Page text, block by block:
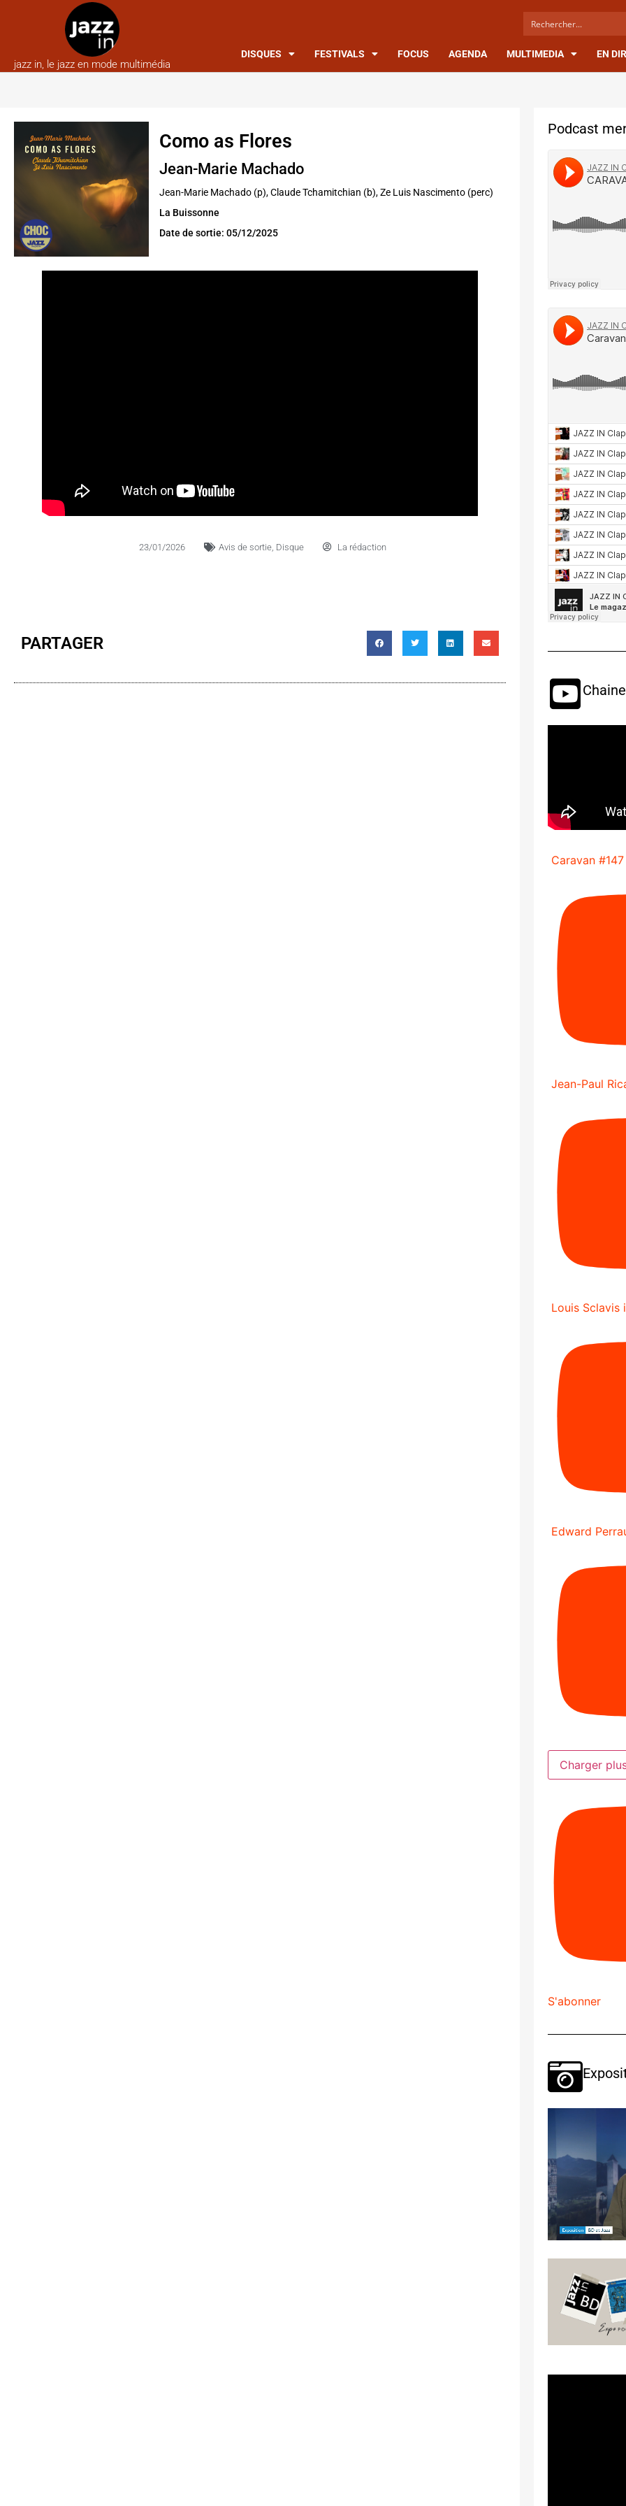
jazz in, le jazz en mode multimédia
DISQUES FESTIVALS FOCUS AGENDA MULTIMEDIA EN
Como as Flores
Jean-Marie Machado
Jean-Marie Machado (p), Claude Tchamitchian (b), Ze Luis Nascimento (perc)
La Buissonne
Date de sortie: 05/12/2025
23/01/2026 Avis de sortie, Disque La rédaction
PARTAGER
Podcast
Caravan #147
Jean-Paul
Louis Sclavis
Edward
Charger
S'abonner